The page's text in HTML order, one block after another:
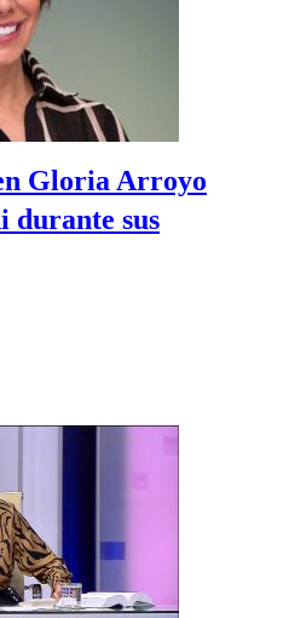
Gloria Arroyo
durante sus